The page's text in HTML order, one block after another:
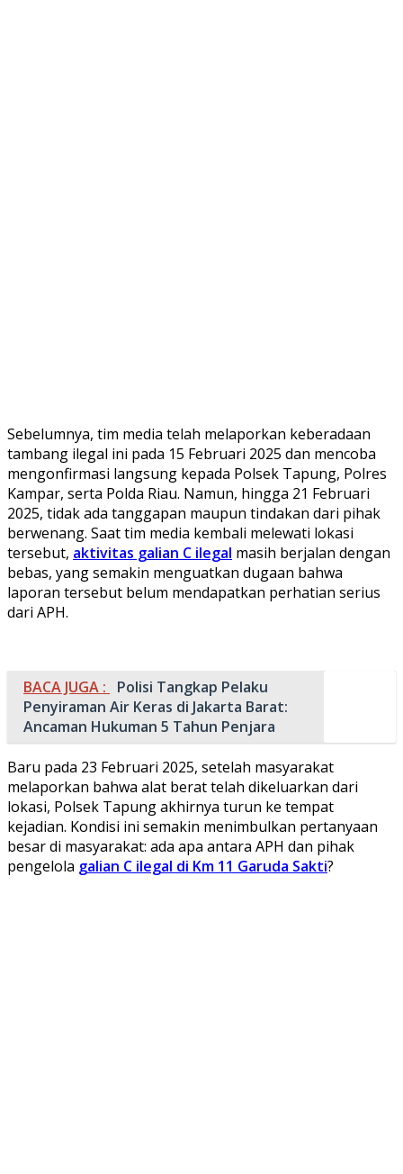
Sebelumnya, tim media telah melaporkan keberadaan
tambang ilegal ini pada 15 Februari 2025 dan mencoba
mengonfirmasi langsung kepada Polsek Tapung, Polres
Kampar, serta Polda Riau. Namun, hingga 21 Februari
2025, tidak ada tanggapan maupun tindakan dari pihak
berwenang. Saat tim media kembali melewati lokasi
tersebut, aktivitas galian C ilegal masih berjalan dengan
bebas, yang semakin menguatkan dugaan bahwa
laporan tersebut belum mendapatkan perhatian serius
dari APH.
BACA JUGA :
Polisi Tangkap Pelaku
Penyiraman Air Keras di Jakarta Barat:
Ancaman Hukuman 5 Tahun Penjara
Baru pada 23 Februari 2025, setelah masyarakat
melaporkan bahwa alat berat telah dikeluarkan dari
lokasi, Polsek Tapung akhirnya turun ke tempat
kejadian. Kondisi ini semakin menimbulkan pertanyaan
besar di masyarakat: ada apa antara APH dan pihak
pengelola galian C ilegal di Km 11 Garuda Sakti?